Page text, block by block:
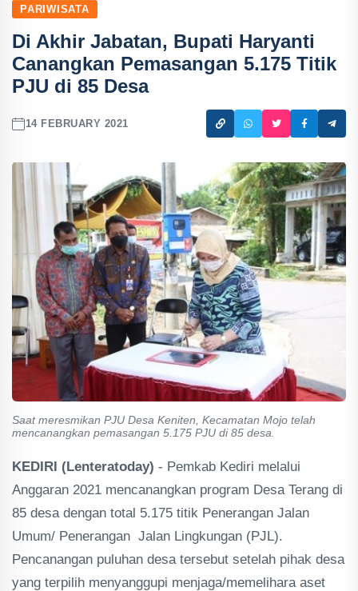
PARIWISATA
Di Akhir Jabatan, Bupati Haryanti
Canangkan Pemasangan 5.175 Titik
PJU di 85 Desa
14 FEBRUARY 2021
Saat meresmikan PJU Desa Keniten, Kecamatan Mojo telah
mencanangkan pemasangan 5.175 PJU di 85 desa.
KEDIRI (Lenteratoday) - Pemkab Kediri melalui
Anggaran 2021 mencanangkan program Desa Terang di
85 desa dengan total 5.175 titik Penerangan Jalan
Umum/ Penerangan Jalan Lingkungan (PJL).
Pencanangan puluhan desa tersebut setelah pihak desa
yang terpilih menyanggupi menjaga/memelihara aset